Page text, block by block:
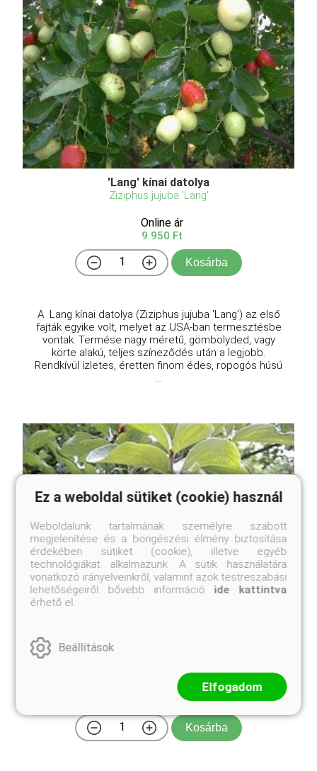
'Lang' kínai datolya
Ziziphus jujuba 'Lang'
Online ár
9 950 Ft
Kosárba
A Lang kínai datolya (Ziziphus jujuba 'Lang') az első
fajták egyike volt, melyet az USA-ban termesztésbe
vontak. Termése nagy méretű, gömbölyded, vagy
körte alakú, teljes színeződés után a legjobb.
Rendkívül ízletes, éretten finom édes, ropogós húsú
Nagytermésű som
Online ár
9 900 Ft
Kosárba
Ez a weboldal sütiket (cookie) használ
Weboldalunk tartalmának személyre szabott
megjelenítése és a böngészési élmény biztosítása
érdekében sütiket (cookie), illetve egyéb
technológiákat alkalmazunk. A sütik használatára
vonatkozó irányelveinkről, valamint azok testreszabási
lehetőségeiről bővebb információ ide kattintva
érhető el.
Beállítások
Elfogadom